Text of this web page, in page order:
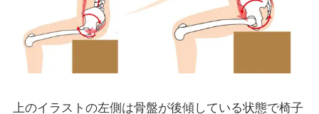
上のイラストの左側は骨盤が後傾している状態で椅子